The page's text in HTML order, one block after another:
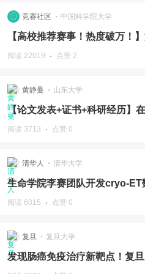
竞赛社区 中国科学院大学
【高校推荐赛事！热度破万！
阅读 22019 点赞 2
黄静曼 山东大学
【论文发表+证书+科研经历】
阅读 3713 点赞 0
清华人 清华大学
生命学院李赛团队开发cryo-
阅读 6015 点赞 0
复旦 复旦大学
发现肠癌免疫治疗新靶点！复